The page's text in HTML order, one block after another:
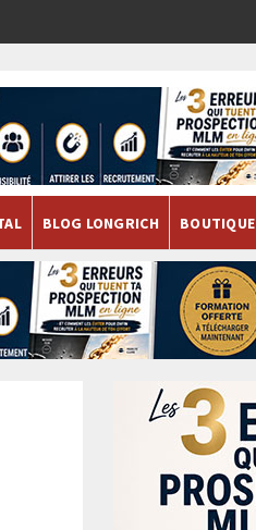
BLOG LONGRICH BOUTIQUE